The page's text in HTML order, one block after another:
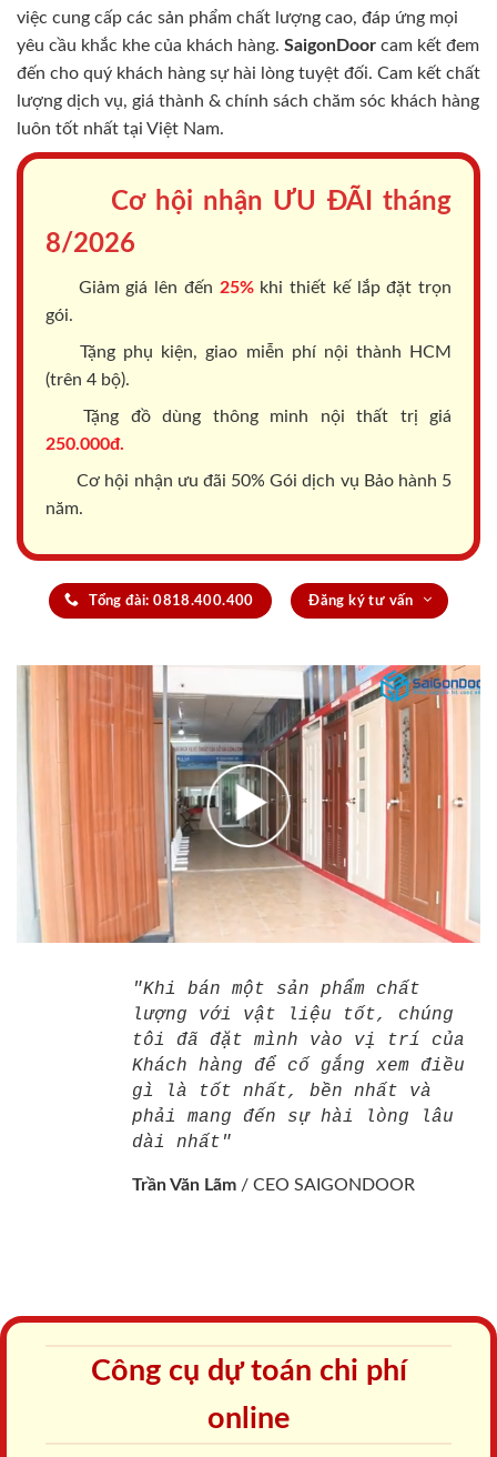
việc cung cấp các sản phẩm chất lượng cao, đáp ứng mọi
yêu cầu khắc khe của khách hàng. SaigonDoor cam kết đem
đến cho quý khách hàng sự hài lòng tuyệt đối. Cam kết chất
lượng dịch vụ, giá thành & chính sách chăm sóc khách hàng
luôn tốt nhất tại Việt Nam.
Cơ hội nhận ƯU ĐÃI tháng
8/2026
Giảm giá lên đến 25%khi thiết kế lắp đặt trọn
gói.
Tặng phụ kiện, giao miễn phí nội thành HCM
(trên 4 bộ).
Tặng đồ dùng thông minh nội thất trị giá
250.000đ.
Cơ hội nhận ưu đãi 50% Gói dịch vụ Bảo hành 5
năm.
Tổng đài: 0818.400.400 Đăng ký tư vấn
"Khi bán một sản phẩm chất
lượng với vật liệu tốt, chúng
tôi đã đặt mình vào vị trí của
Khách hàng để cố gắng xem điều
gì là tốt nhất, bền nhất và
phải mang đến sự hài lòng lâu
dài nhất"
Trần Văn Lãm / CEO SAIGONDOOR
Công cụ dự toán chi phí
online